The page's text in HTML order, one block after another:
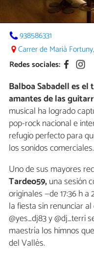
938586331
Carrer de Marià
Redes sociales:
Balboa Sabadell es
amantes de las
musical ha logrado
pop-rock nacional e
refugio perfecto para
los sonidos comerciales.
Uno de sus mayores
Tardeo59,una sesión
originales —de 17:36 h
la fiesta sin renunciar
@yes_dj83 y @dj_terri
maestría los himnos
del Vallès.